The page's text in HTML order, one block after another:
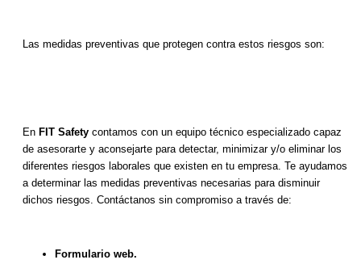
Las medidas preventivas que protegen contra estos riesgos son:
En FIT Safetycontamos con un equipo técnico especializado capaz
de asesorarte y aconsejarte para detectar, minimizar y/o eliminar los
diferentes riesgos laborales que existen en tu empresa. Te ayudamos
a determinar las medidas preventivas necesarias para disminuir
dichos riesgos. Contáctanos sin compromiso a través de:
Formulario web.